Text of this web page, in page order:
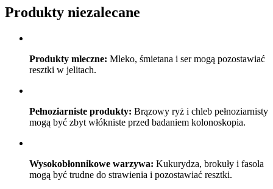
Produkty niezalecane
Produkty mleczne: Mleko, śmietana i ser mogą pozostawiać
resztki w jelitach.
Pełnoziarniste produkty: Brązowy ryż i chleb pełnoziarnisty
mogą być zbyt włókniste przed badaniem kolonoskopia.
Wysokobłonnikowe warzywa: Kukurydza, brokuły i fasola
mogą być trudne do strawienia i pozostawiać resztki.